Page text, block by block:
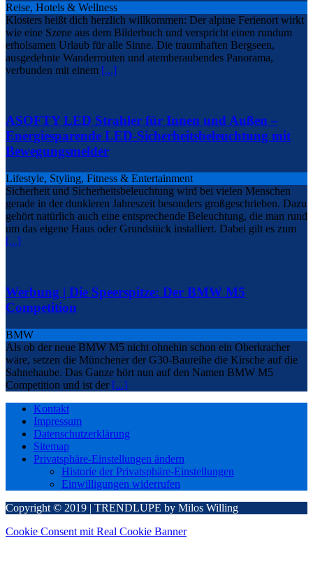
Reise, Hotels & Wellness
Klosters heißt dich herzlich willkommen: Der alpine Ferienort wirkt
wie eine Szene aus dem Bilderbuch und verspricht einen rundum
erholsamen Urlaub für alle Sinne. Die traumhaften Bergseen,
ausgedehnte Wanderrouten und atemberaubendes Panorama,
verbunden mit einem [...]
ASOFTY LED Strahler für Innen und Außen –
Energiesparende LED-Sicherheitsbeleuchtung mit
Bewegungsmelder
Lifestyle, Styling, Fitness & Entertainment
Sicherheit und Sicherheitsbeleuchtung wird bei vielen Menschen
gerade in der dunkleren Jahreszeit besonders großgeschrieben. Dazu
gehört natürlich auch eine entsprechende Beleuchtung, die man rund
um das eigene Haus oder Grundstück installiert. Dabei gilt es zum
[...]
Werbung | Die Speerspitze: Der BMW M5
Competition
BMW
Als ob der neue BMW M5 nicht ohnehin schon ein Oberkracher
wäre, setzen die Münchener der G30-Baureihe die Kirsche auf die
Sahnehaube. Das Ganze hört nun auf den Namen BMW M5
Competition und ist der [...]
Kontakt
Impressum
Datenschutzerklärung
Sitemap
Privatsphäre-Einstellungen ändern
Historie der Privatsphäre-Einstellungen
Einwilligungen widerrufen
Copyright © 2019 | TRENDLUPE by Milos Willing
Cookie Consent mit Real Cookie Banner